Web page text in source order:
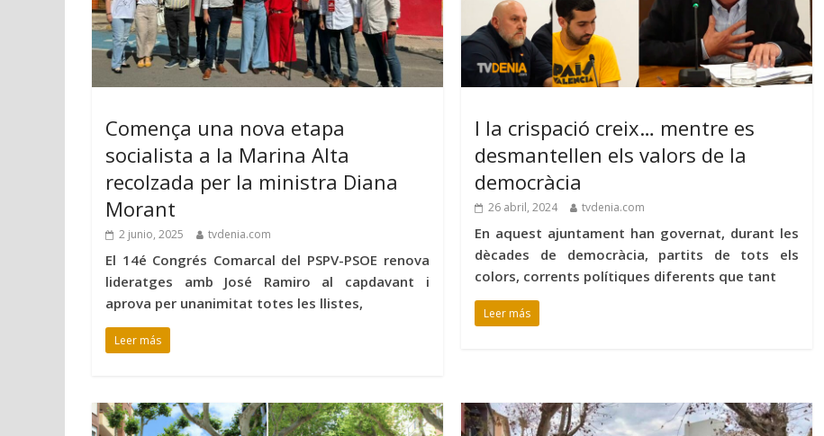
Comença una nova etapa
socialista a la Marina Alta
recolzada per la ministra Diana
Morant
2 junio, 2025 tvdenia.com
El 14é Congrés Comarcal del PSPV-PSOE renova
lideratges amb José Ramiro al capdavant i
aprova per unanimitat totes les llistes,
Leer más
I la crispació creix… mentre es
desmantellen els valors de la
democràcia
26 abril, 2024 tvdenia.com
En aquest ajuntament han governat, durant les
dècades de democràcia, partits de tots els
colors, corrents polítiques diferents que tant
Leer más